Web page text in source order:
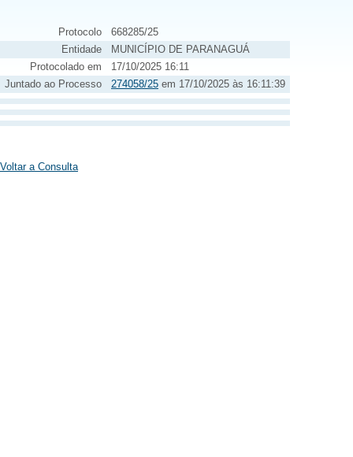
Protocolo
668285/25
Entidade
MUNICÍPIO DE PARANAGUÁ
Protocolado em
17/10/2025 16:11
Juntado ao Processo
274058/25 em 17/10/2025 às 16:11:39
Voltar a Consulta